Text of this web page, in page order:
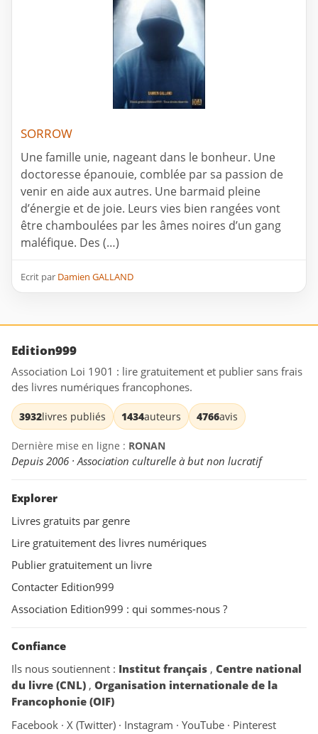
SORROW
Une famille unie, nageant dans le bonheur. Une
doctoresse épanouie, comblée par sa passion de
venir en aide aux autres. Une barmaid pleine
d’énergie et de joie. Leurs vies bien rangées vont
être chamboulées par les âmes noires d’un gang
maléfique. Des (…)
Ecrit par Damien GALLAND
Edition999
Association Loi 1901 : lire gratuitement et publier sans frais
des livres numériques francophones.
3932livres publiés 1434auteurs 4766avis
Dernière mise en ligne : RONAN
Depuis 2006 · Association culturelle à but non lucratif
Explorer
Livres gratuits par genre
Lire gratuitement des livres numériques
Publier gratuitement un livre
Contacter Edition999
Association Edition999 : qui sommes-nous ?
Confiance
Ils nous soutiennent : Institut français , Centre national
du livre (CNL) , Organisation internationale de la
Francophonie (OIF)
Facebook · X (Twitter) · Instagram · YouTube · Pinterest